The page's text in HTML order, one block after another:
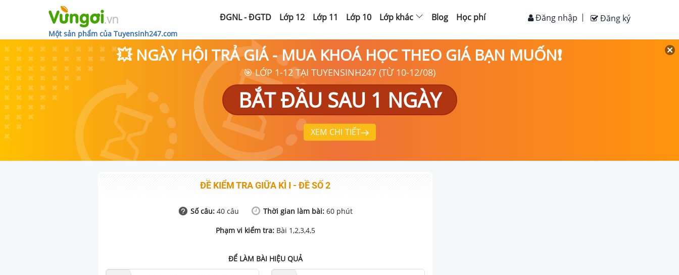
Một sản phẩm của Tuyensinh247.com
ĐGNL - ĐGTD Lớp 12 Lớp 11 Lớp 10 Lớp khác Blog Học phí Đăng ký
Đăng nhập
💥 NGÀY HỘI TRẢ GIÁ - MUA KHOÁ HỌC THEO GIÁ BẠN MUỐN❗
🎯 LỚP 1-12 TẠI TUYENSINH247 (TỪ 10-12/08)
BẮT ĐẦU SAU 1 NGÀY
XEM CHI TIẾT
ĐỀ KIỂM TRA GIỮA KÌ I - ĐỀ SỐ 2
Số câu: 40câu Thời gian làm bài: 60phút
Phạm vi kiểm tra: Bài 1,2,3,4,5
ĐỂ LÀM BÀI HIỆU QUẢ